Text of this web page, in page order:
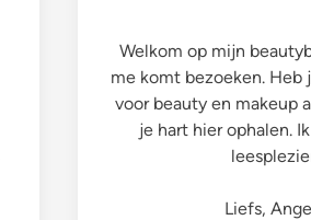
Welkom op mijn
me komt bezoeken. Heb
voor beauty en makeup
je hart hier ophalen.
Liefs,